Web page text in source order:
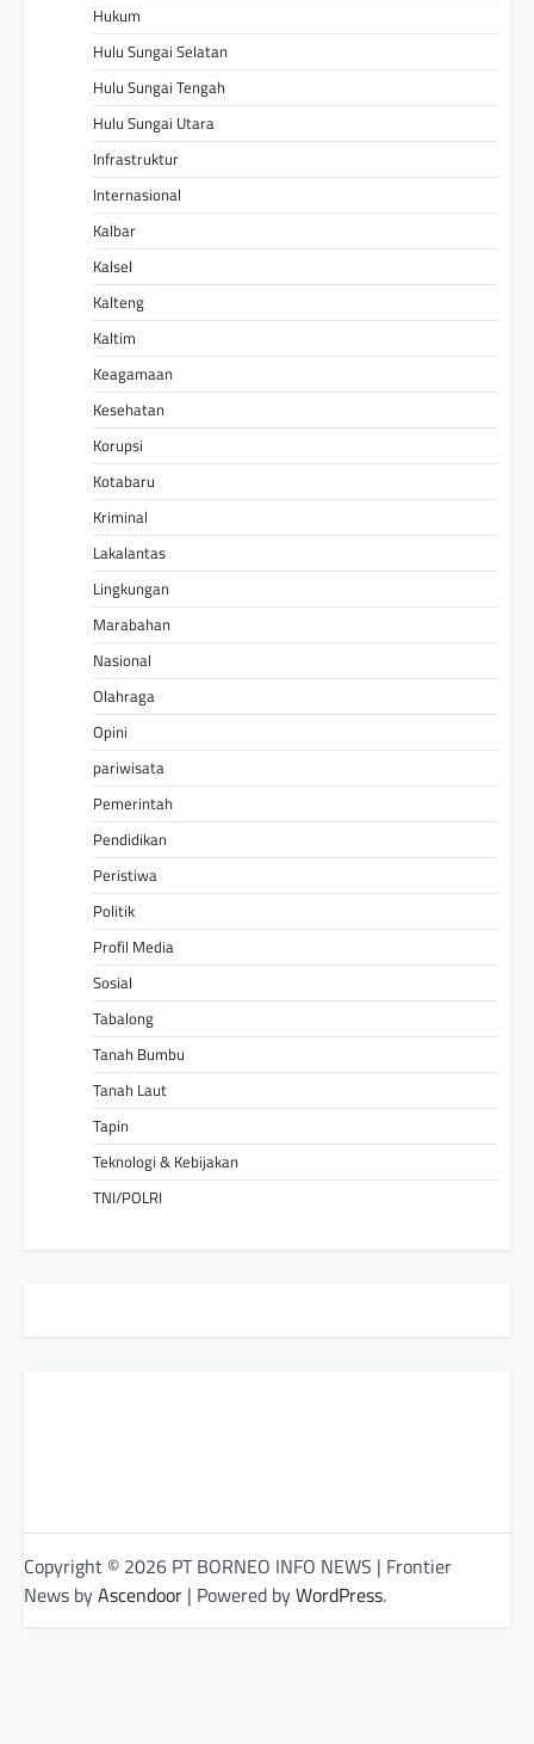
Hukum
Hulu Sungai Selatan
Hulu Sungai Tengah
Hulu Sungai Utara
Infrastruktur
Internasional
Kalbar
Kalsel
Kalteng
Kaltim
Keagamaan
Kesehatan
Korupsi
Kotabaru
Kriminal
Lakalantas
Lingkungan
Marabahan
Nasional
Olahraga
Opini
pariwisata
Pemerintah
Pendidikan
Peristiwa
Politik
Profil Media
Sosial
Tabalong
Tanah Bumbu
Tanah Laut
Tapin
Teknologi & Kebijakan
TNI/POLRI
Copyright © 2026 PT BORNEO INFO NEWS | Frontier
News byAscendoor | Powered byWordPress.